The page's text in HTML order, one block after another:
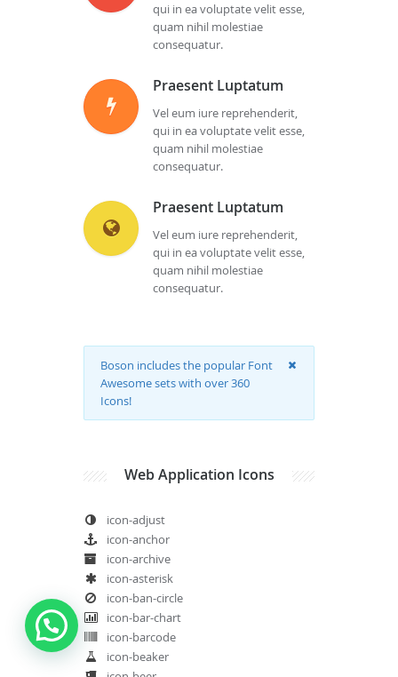
qui in ea voluptate velit esse,
quam nihil molestiae
consequatur.
Praesent Luptatum
Vel eum iure reprehenderit,
qui in ea voluptate velit esse,
quam nihil molestiae
consequatur.
Praesent Luptatum
Vel eum iure reprehenderit,
qui in ea voluptate velit esse,
quam nihil molestiae
consequatur.
Boson includes the popular Font
Awesome sets with over 360
Icons!
Web Application Icons
icon-adjust
icon-anchor
icon-archive
icon-asterisk
icon-ban-circle
icon-bar-chart
icon-barcode
icon-beaker